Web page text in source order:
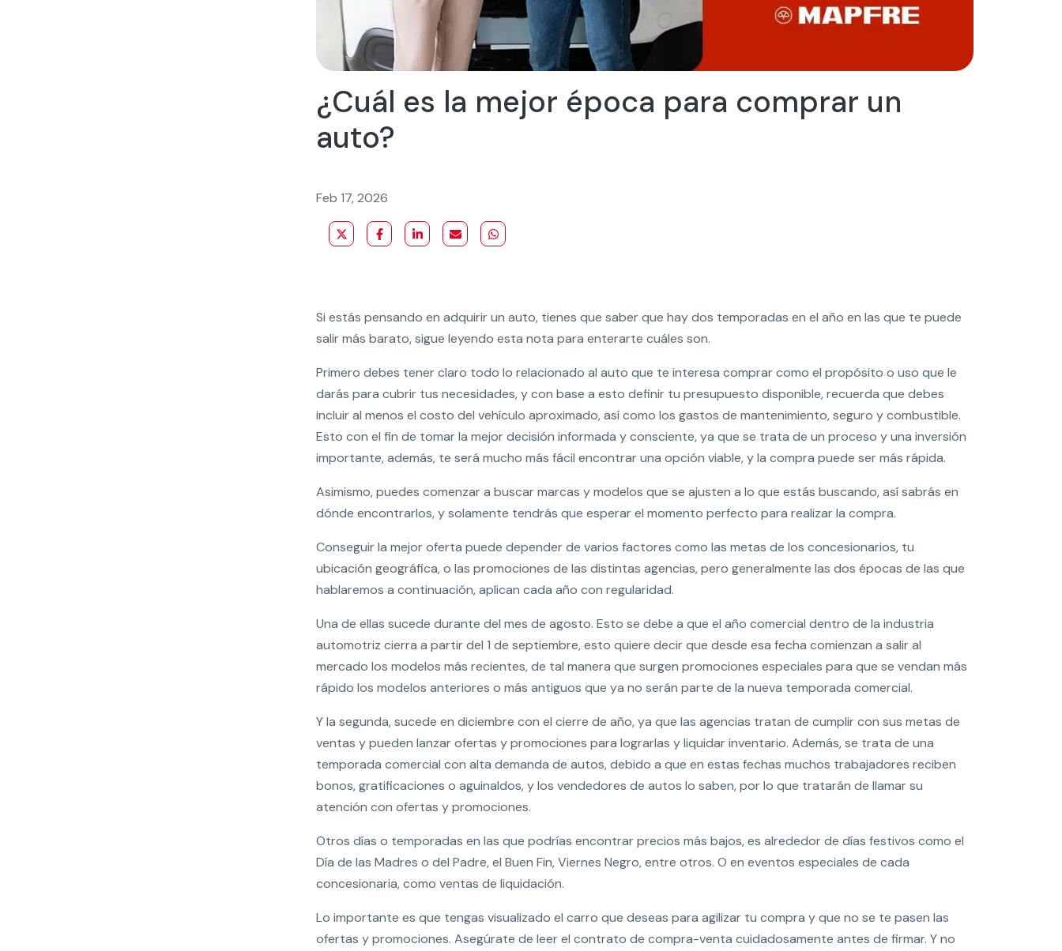
¿Cuál es la mejor época para comprar un
auto?
Feb 17, 2026
Si estás pensando en adquirir un auto, tienes que saber que hay dos temporadas en el año en las que te puede
salir más barato, sigue leyendo esta nota para enterarte cuáles son.
Primero debes tener claro todo lo relacionado al auto que te interesa comprar como el propósito o uso que le
darás para cubrir tus necesidades, y con base a esto definir tu presupuesto disponible, recuerda que debes
incluir al menos el costo del vehículo aproximado, así como los gastos de mantenimiento, seguro y combustible.
Esto con el fin de tomar la mejor decisión informada y consciente, ya que se trata de un proceso y una inversión
importante, además, te será mucho más fácil encontrar una opción viable, y la compra puede ser más rápida.
Asimismo, puedes comenzar a buscar marcas y modelos que se ajusten a lo que estás buscando, así sabrás en
dónde encontrarlos, y solamente tendrás que esperar el momento perfecto para realizar la compra.
Conseguir la mejor oferta puede depender de varios factores como las metas de los concesionarios, tu
ubicación geográfica, o las promociones de las distintas agencias, pero generalmente las dos épocas de las que
hablaremos a continuación, aplican cada año con regularidad.
Una de ellas sucede durante del mes de agosto. Esto se debe a que el año comercial dentro de la industria
automotriz cierra a partir del 1 de septiembre, esto quiere decir que desde esa fecha comienzan a salir al
mercado los modelos más recientes, de tal manera que surgen promociones especiales para que se vendan más
rápido los modelos anteriores o más antiguos que ya no serán parte de la nueva temporada comercial.
Y la segunda, sucede en diciembre con el cierre de año, ya que las agencias tratan de cumplir con sus metas de
ventas y pueden lanzar ofertas y promociones para lograrlas y liquidar inventario. Además, se trata de una
temporada comercial con alta demanda de autos, debido a que en estas fechas muchos trabajadores reciben
bonos, gratificaciones o aguinaldos, y los vendedores de autos lo saben, por lo que tratarán de llamar su
atención con ofertas y promociones.
Otros días o temporadas en las que podrías encontrar precios más bajos, es alrededor de días festivos como el
Día de las Madres o del Padre, el Buen Fin, Viernes Negro, entre otros. O en eventos especiales de cada
concesionaria, como ventas de liquidación.
Lo importante es que tengas visualizado el carro que deseas para agilizar tu compra y que no se te pasen las
ofertas y promociones. Asegúrate de leer el contrato de compra-venta cuidadosamente antes de firmar. Y no